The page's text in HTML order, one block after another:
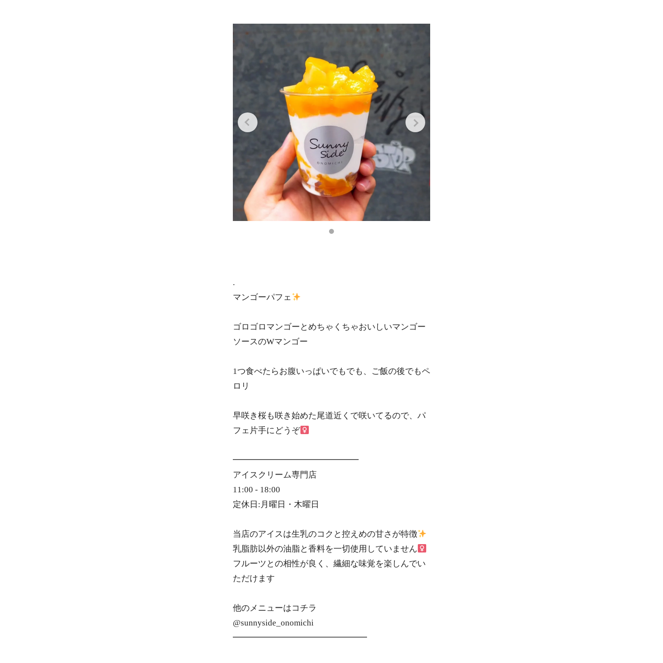
.
マンゴーパフェ
ゴロゴロマンゴーとめちゃくちゃおいしいマンゴー
ソースのWマンゴー
1つ食べたらお腹いっぱいでもでも、ご飯の後でもペ
ロリ
早咲き桜も咲き始めた尾道近くで咲いてるので、パ
フェ片手にどうぞ‍
━━━━━━━━━━━━━━━
アイスクリーム専門店
11:00 - 18:00
定休日:月曜日・木曜日
当店のアイスは生乳のコクと控えめの甘さが特徴
乳脂肪以外の油脂と香料を一切使用していません‍
フルーツとの相性が良く、繊細な味覚を楽しんでい
ただけます
他のメニューは️️コチラ
@sunnyside_onomichi
━━━━━━━━━━━━━━━━